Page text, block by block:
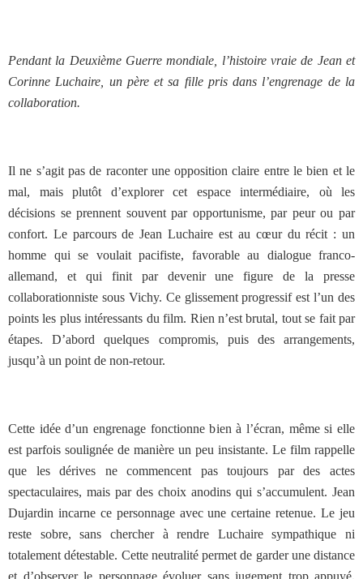
Pendant la Deuxième Guerre mondiale, l’histoire vraie de Jean et
Corinne Luchaire, un père et sa fille pris dans l’engrenage de la
collaboration.
Il ne s’agit pas de raconter une opposition claire entre le bien et le
mal, mais plutôt d’explorer cet espace intermédiaire, où les
décisions se prennent souvent par opportunisme, par peur ou par
confort. Le parcours de Jean Luchaire est au cœur du récit : un
homme qui se voulait pacifiste, favorable au dialogue franco-
allemand, et qui finit par devenir une figure de la presse
collaborationniste sous Vichy. Ce glissement progressif est l’un des
points les plus intéressants du film. Rien n’est brutal, tout se fait par
étapes. D’abord quelques compromis, puis des arrangements,
jusqu’à un point de non-retour.
Cette idée d’un engrenage fonctionne bien à l’écran, même si elle
est parfois soulignée de manière un peu insistante. Le film rappelle
que les dérives ne commencent pas toujours par des actes
spectaculaires, mais par des choix anodins qui s’accumulent. Jean
Dujardin incarne ce personnage avec une certaine retenue. Le jeu
reste sobre, sans chercher à rendre Luchaire sympathique ni
totalement détestable. Cette neutralité permet de garder une distance
et d’observer le personnage évoluer sans jugement trop appuyé.